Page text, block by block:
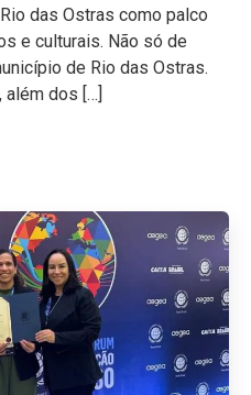
das Ostras como palco
e culturais. Não só de
de Rio das Ostras.
além dos […]